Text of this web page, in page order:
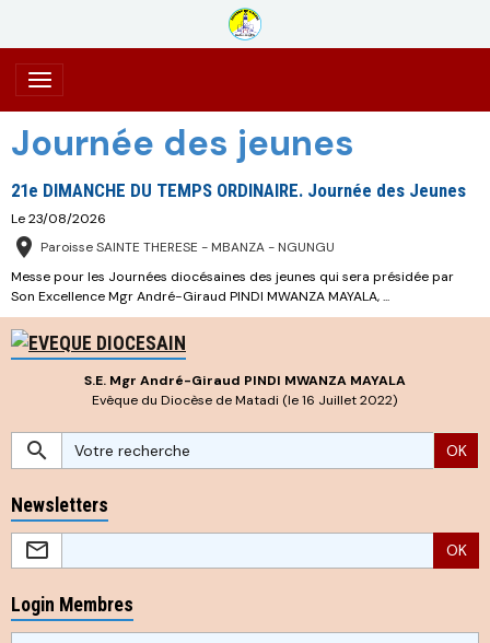
Journée des jeunes
21e DIMANCHE DU TEMPS ORDINAIRE. Journée des Jeunes
Le 23/08/2026
Paroisse SAINTE THERESE - MBANZA - NGUNGU
Messe pour les Journées diocésaines des jeunes qui sera présidée par
Son Excellence Mgr André-Giraud PINDI MWANZA MAYALA, ...
S.E. Mgr André-Giraud PINDI MWANZA MAYALA
Evêque du Diocèse de Matadi (le 16 Juillet 2022)
OK
Newsletters
OK
Login Membres